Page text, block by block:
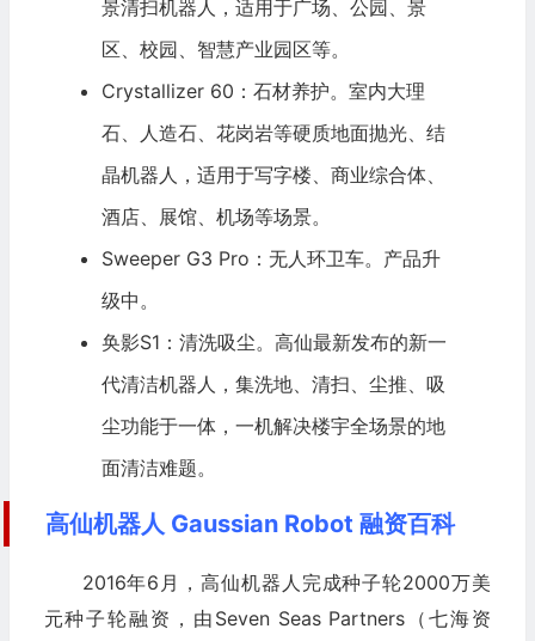
景清扫机器人，适用于广场、公园、景
区、校园、智慧产业园区等。
Crystallizer 60：石材养护。室内大理
石、人造石、花岗岩等硬质地面抛光、结
晶机器人，适用于写字楼、商业综合体、
酒店、展馆、机场等场景。
Sweeper G3 Pro：无人环卫车。产品升
级中。
奂影S1：清洗吸尘。高仙最新发布的新一
代清洁机器人，集洗地、清扫、尘推、吸
尘功能于一体，一机解决楼宇全场景的地
面清洁难题。
高仙机器人 Gaussian Robot 融资百科
2016年6月，高仙机器人完成种子轮2000万美
元种子轮融资，由Seven Seas Partners（七海资